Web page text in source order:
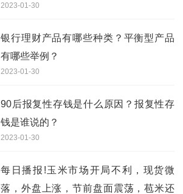
2023-01-30
银行理财产品有哪些种类？平衡型产品
有哪些举例？
2023-01-30
90后报复性存钱是什么原因？报复性存
钱是谁说的？
2023-01-30
每日播报!玉米市场开局不利，现货微
落，外盘上涨，节前盘面震荡，苞米还